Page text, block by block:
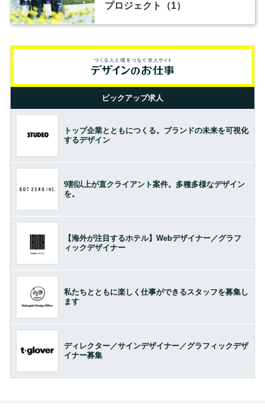
プロジェクト（1）
ピックアップ求人
トップ企業とともにつくる。ブランドの未来を可視化
するデザイン
9割以上が直クライアント案件。多種多様なデザイン
を。
【海外が注目するホテル】Webデザイナー／グラフ
ィックデザイナー
私たちとともに楽しく仕事ができるスタッフを募集し
ます
ディレクター／サインデザイナー／グラフィックデザ
イナー募集